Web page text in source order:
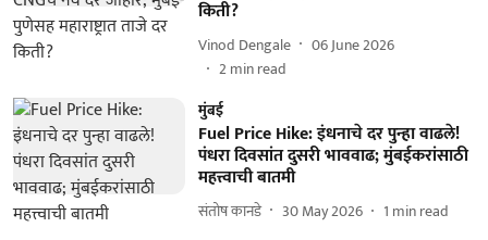
किती?
Vinod Dengale
06 June 2026
2min read
मुंबई
Fuel Price Hike: इंधनाचे दर पुन्हा वाढले!
पंधरा दिवसांत दुसरी भाववाढ; मुंबईकरांसाठी
महत्त्वाची बातमी
संतोष कानडे 30 May 2026 1 min read